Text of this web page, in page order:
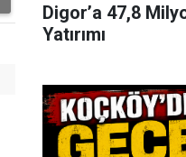
Digor’a 47,8
Yatırımı